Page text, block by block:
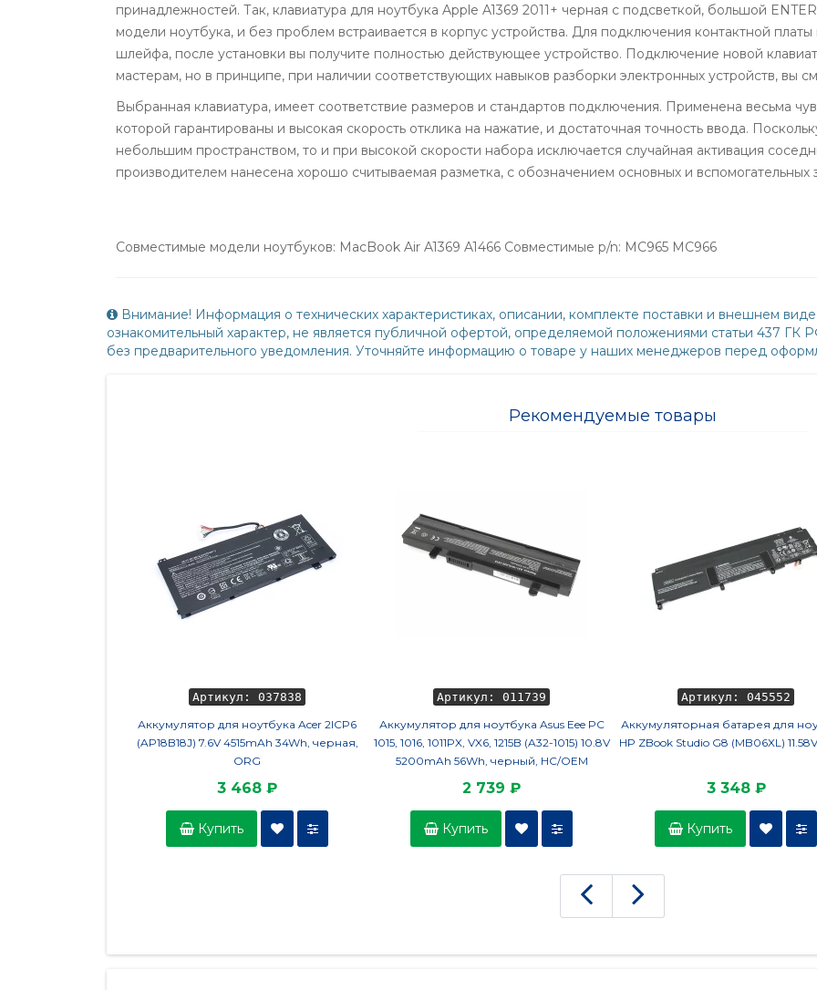
принадлежностей. Так, клавиатура для ноутбука Apple A1369 2011+ черная с подсветкой, большой
модели ноутбука, и без проблем встраивается в корпус устройства. Для подключения контактной
шлейфа, после установки вы получите полностью действующее устройство. Подключение новой
мастерам, но в принципе, при наличии соответствующих навыков разборки электронных устройств, вы
Выбранная клавиатура, имеет соответствие размеров и стандартов подключения. Применена весьма
которой гарантированы и высокая скорость отклика на нажатие, и достаточная точность ввода.
небольшим пространством, то и при высокой скорости набора исключается случайная активация
производителем нанесена хорошо считываемая разметка, с обозначением основных и вспомогательных
Совместимые модели ноутбуков: MacBook Air A1369 A1466 Совместимые p/n: MC965 MC966
Внимание! Информация о технических характеристиках, описании, комплекте поставки и внешнем
ознакомительный характер, не является публичной офертой, определяемой положениями статьи 437
без предварительного уведомления. Уточняйте информацию о товаре у наших менеджеров перед
Рекомендуемые товары
Артикул: 037838
Аккумулятор для ноутбука Acer 2ICP6
(AP18B18J) 7.6V 4515mAh 34Wh, черная,
ORG
3 468 ₽
Купить
Артикул: 011739
Аккумулятор для ноутбука Asus Eee PC
1015, 1016, 1011PX, VX6, 1215B (A32-1015) 10.8V
5200mAh 56Wh, черный, HC/OEM
2 739 ₽
Купить
Артикул: 045552
Аккумуляторная батарея для
HP ZBook Studio G8 (MB06XL)
3 348 ₽
Купить